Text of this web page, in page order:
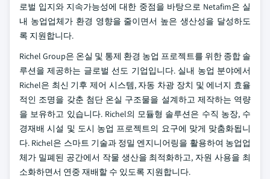
로벌 입지와 지속가능성에 대한 중점을 바탕으로 Netafim은 실
내 농업업체가 환경 영향을 줄이면서 높은 생산성을 달성하도
록 지원합니다.
Richel Group은 온실 및 통제 환경 농업 프로젝트를 위한 종합 솔
루션을 제공하는 글로벌 선도 기업입니다. 실내 농업 분야에서
Richel은 최신 기후 제어 시스템, 자동 차광 장치 및 에너지 효율
적인 조명을 갖춘 첨단 온실 구조물을 설계하고 제작하는 역량
을 보유하고 있습니다. Richel의 모듈형 솔루션은 수직 농장, 수
경재배 시설 및 도시 농업 프로젝트의 요구에 맞게 맞춤화됩니
다. Richel은 스마트 기술과 정밀 엔지니어링을 활용하여 농업업
체가 밀폐된 공간에서 작물 생산을 최적화하고, 자원 사용을 최
소화하면서 연중 재배할 수 있도록 지원합니다.